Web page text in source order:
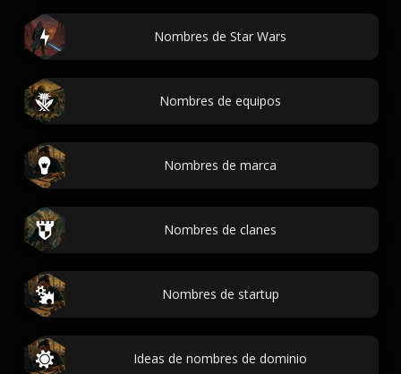
Nombres de Star Wars
Nombres de equipos
Nombres de marca
Nombres de clanes
Nombres de startup
Ideas de nombres de dominio